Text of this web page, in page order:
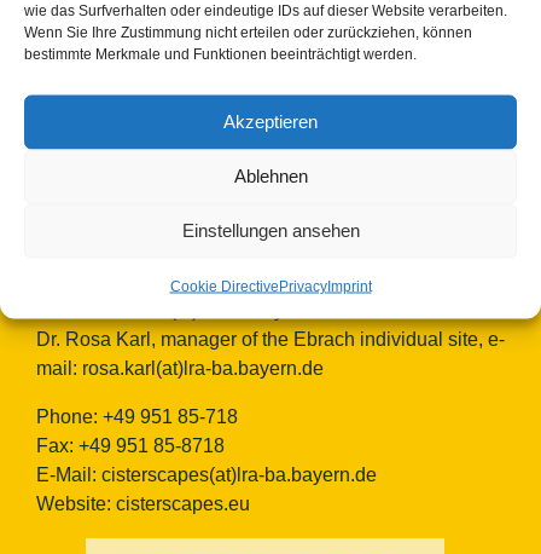
wie das Surfverhalten oder eindeutige IDs auf dieser Website verarbeiten.
Wenn Sie Ihre Zustimmung nicht erteilen oder zurückziehen, können
bestimmte Merkmale und Funktionen beeinträchtigt werden.
Akzeptieren
Ablehnen
Einstellungen ansehen
Cookie DirectivePrivacyImprint
Bamberg district
European Heritage Label/Cisterscapes
Germany
for the European Heritage Label, e-mail:
Dr. Rosa Karl, manager of the Ebrach individual site, e-
mail: rosa.karl(at)lra-ba.bayern.de
Phone: +49 951 85-718
Fax: +49 951 85-8718
E-Mail: cisterscapes(at)lra-ba.bayern.de
Website: cisterscapes.eu